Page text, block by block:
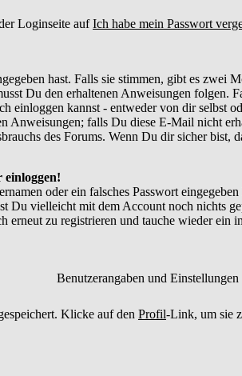
Loginseite aufIch habe mein Passwort
hast. Falls sie stimmen, gibt es
Du den erhaltenen Anweisungen
einloggen kannst - entweder von dir selbst
Anweisungen; falls Du diese E-Mail nicht
des Forums. Wenn Du dir sicher bist,
oder ein falsches Passwort
vielleicht mit dem Account noch nichts
erneut zu registrieren und tauche wieder ein
Benutzerangaben und Einstellungen
Klicke auf den Profil-Link, um sie